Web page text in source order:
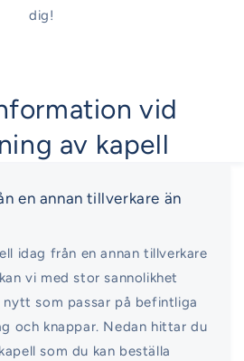
dig!
vid
av kapell
en annan tillverkare än
idag från en annan tillverkare
vi med stor sannolikhet
som passar på befintliga
och knappar. Nedan hittar du
som du kan beställa